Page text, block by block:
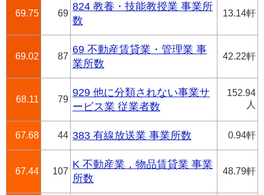
69.75 69
824 教養・技能教授業 事業所
数
13.14軒
69.02 87
69 不動産賃貸業・管理業 事
業所数
42.22軒
68.11 79
929 他に分類されない事業サ
ービス業 従業者数
152.94
人
67.68 44 383 有線放送業 事業所数 0.94軒
67.44 107
K 不動産業，物品賃貸業 事業
所数
48.79軒